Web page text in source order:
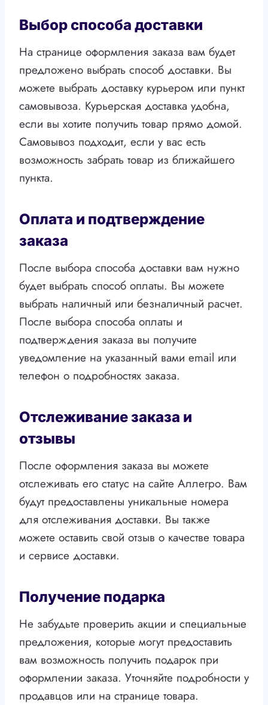
Выбор способа доставки
На странице оформления заказа вам будет
предложено выбрать способ доставки. Вы
можете выбрать доставку курьером или пункт
самовывоза. Курьерская доставка удобна,
если вы хотите получить товар прямо домой.
Самовывоз подходит, если у вас есть
возможность забрать товар из ближайшего
пункта.
Оплата и подтверждение
заказа
После выбора способа доставки вам нужно
будет выбрать способ оплаты. Вы можете
выбрать наличный или безналичный расчет.
После выбора способа оплаты и
подтверждения заказа вы получите
уведомление на указанный вами email или
телефон о подробностях заказа.
Отслеживание заказа и
отзывы
После оформления заказа вы можете
отслеживать его статус на сайте Аллегро. Вам
будут предоставлены уникальные номера
для отслеживания доставки. Вы также
можете оставить свой отзыв о качестве товара
и сервисе доставки.
Получение подарка
Не забудьте проверить акции и специальные
предложения, которые могут предоставить
вам возможность получить подарок при
оформлении заказа. Уточняйте подробности у
продавцов или на странице товара.